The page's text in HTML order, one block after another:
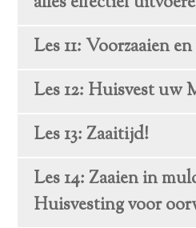
Les 11: Voorzaaien
Les 12: Huisvest uw
Les 13: Zaaitijd!
Les 14: Zaaien in
Huisvesting voor